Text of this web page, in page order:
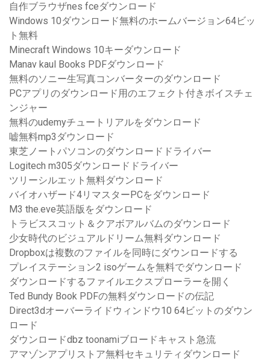
自作ブラウザnes fceダウンロード
Windows 10ダウンロード無料のホームバージョン64ビッ
ト無料
Minecraft Windows 10キーダウンロード
Manav kaul Books PDFダウンロード
無料のソニー生写真コンバーターのダウンロード
PCアプリのダウンロード用のエフェクト付きボイスチェ
ンジャー
無料のudemyチュートリアルをダウンロード
嘘無料mp3ダウンロード
東芝ノートパソコンのダウンロードドライバー
Logitech m305ダウンロードドライバー
ツリーシルエット無料ダウンロード
バイオハザード4リマスターPCをダウンロード
M3 the.eve英語版をダウンロード
トラビススコット＆クアボアルバムのダウンロード
少女時代のビジュアルドリーム無料ダウンロード
Dropboxは複数のファイルを同時にダウンロードする
プレイステーション2 isoゲームを無料でダウンロード
ダウンロードするファイルエクスプローラーを開く
Ted Bundy Book PDFの無料ダウンロードの伝記
Direct3dオーバーライドウィンドウ10 64ビットのダウン
ロード
ダウンロードdbz toonamiブロードキャスト急流
アマゾンアプリストア無料セキュリティダウンロード